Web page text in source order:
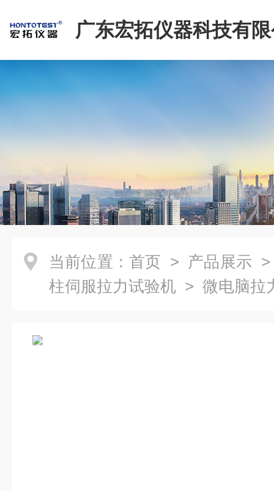
广东宏拓仪器科技有
当前位置： 首页 > 产品展示
柱伺服拉力试验机 > 微电脑拉